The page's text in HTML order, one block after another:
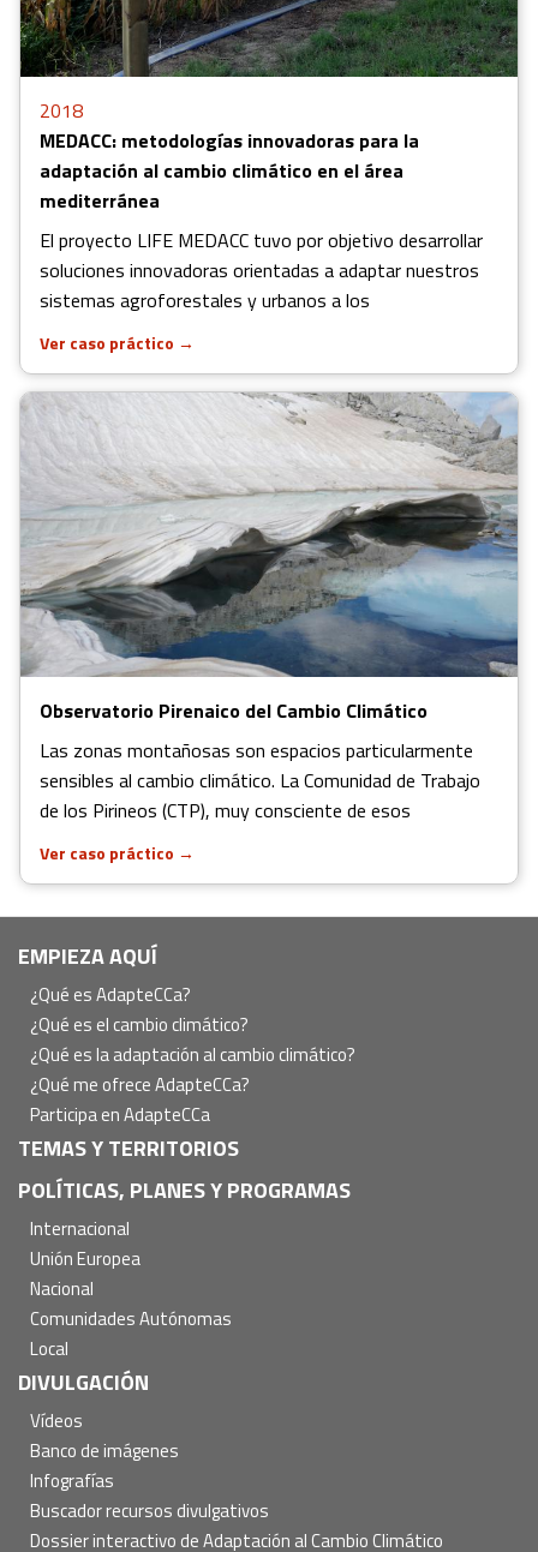
2018
MEDACC: metodologías innovadoras para la
adaptación al cambio climático en el área
mediterránea
El proyecto LIFE MEDACC tuvo por objetivo desarrollar
soluciones innovadoras orientadas a adaptar nuestros
sistemas agroforestales y urbanos a los
Ver caso práctico →
Observatorio Pirenaico del Cambio Climático
Las zonas montañosas son espacios particularmente
sensibles al cambio climático. La Comunidad de Trabajo
de los Pirineos (CTP), muy consciente de esos
Ver caso práctico →
Navegación
principal
EMPIEZA AQUÍ
¿Qué es AdapteCCa?
¿Qué es el cambio climático?
¿Qué es la adaptación al cambio climático?
¿Qué me ofrece AdapteCCa?
Participa en AdapteCCa
TEMAS Y TERRITORIOS
POLÍTICAS, PLANES Y PROGRAMAS
Internacional
Unión Europea
Nacional
Comunidades Autónomas
Local
DIVULGACIÓN
Vídeos
Banco de imágenes
Infografías
Buscador recursos divulgativos
Dossier interactivo de Adaptación al Cambio Climático